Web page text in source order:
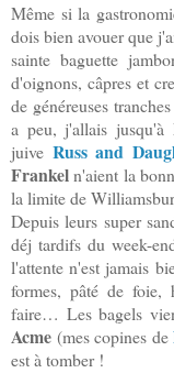
Même si la
dois bien avouer que
sainte baguette
d'oignons, câpres et
de généreuses
a peu, j'allais jusqu'à
juive Russ and
Frankeln'aient la
la limite de
Depuis leurs super
déj tardifs du week-
l'attente n'est jamais
formes, pâté de foie,
faire… Les bagels
Acme (mes copines de
est à tomber !